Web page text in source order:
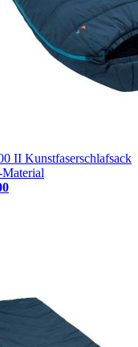
II Kunstfaserschlafsack